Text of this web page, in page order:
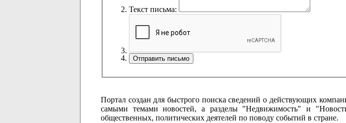
Текст письма:
Портал создан для быстрого поиска сведений о действующих
самыми темами новостей, а разделы "Недвижимость" и
общественных, политических деятелей по поводу событий в стране.